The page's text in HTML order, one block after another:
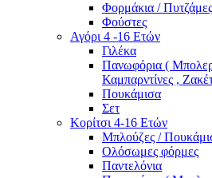
Φορμάκια / Πυτζάμες
Φούστες
Αγόρι 4 -16 Ετών
Γιλέκα
Πανωφόρια (
Καμπαρντίνες ,
Πουκάμισα
Σετ
Κορίτσι 4-16 Ετών
Μπλούζες /
Ολόσωμες φόρμες
Παντελόνια